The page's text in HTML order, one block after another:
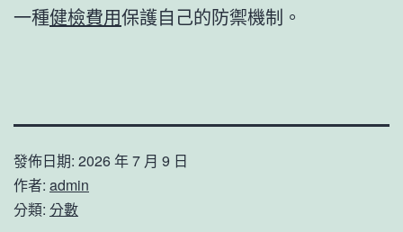
一種健檢費用保護自己的防禦機制。
發佈日期: 2026 年 7 月 9 日
作者: admin
分類: 分數